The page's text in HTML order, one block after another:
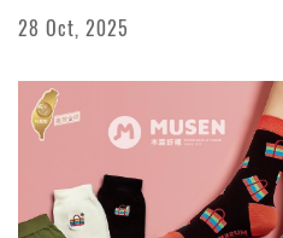
采編專欄
新聞剪報
活動花絮
28 Oct, 2025